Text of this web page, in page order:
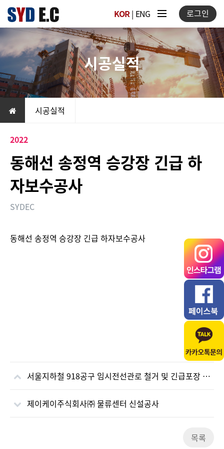
로그인
KOR| ENG
시공실적
시공실적
2022
동해선 송정역 승강장 긴급 하
자보수공사
SYDEC
본문
동해선 송정역 승강장 긴급 하자보수공사
서울지하철 918공구 임시전선관로 철거 및 긴급포장 공사
제이케이주식회사㈜ 물류센터 신설공사
목록